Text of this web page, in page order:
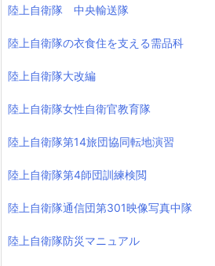
陸上自衛隊 中央輸送隊
陸上自衛隊の衣食住を支える需品科
陸上自衛隊大改編
陸上自衛隊女性自衛官教育隊
陸上自衛隊第14旅団協同転地演習
陸上自衛隊第4師団訓練検閲
陸上自衛隊通信団第301映像写真中隊
陸上自衛隊防災マニュアル